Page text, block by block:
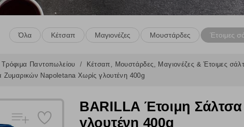
Όλα Κέτσαπ Μαγιονέζες Μουστάρδες Έτοιμες
Τρόφιμα Παντοπωλείου Κέτσαπ, Μουστάρδες, Μαγιονέζες & Έτοιμες
Ζυμαρικών Napoletana Χωρίς γλουτένη 400g
BARILLA Έτοιμη
γλουτένη 400g